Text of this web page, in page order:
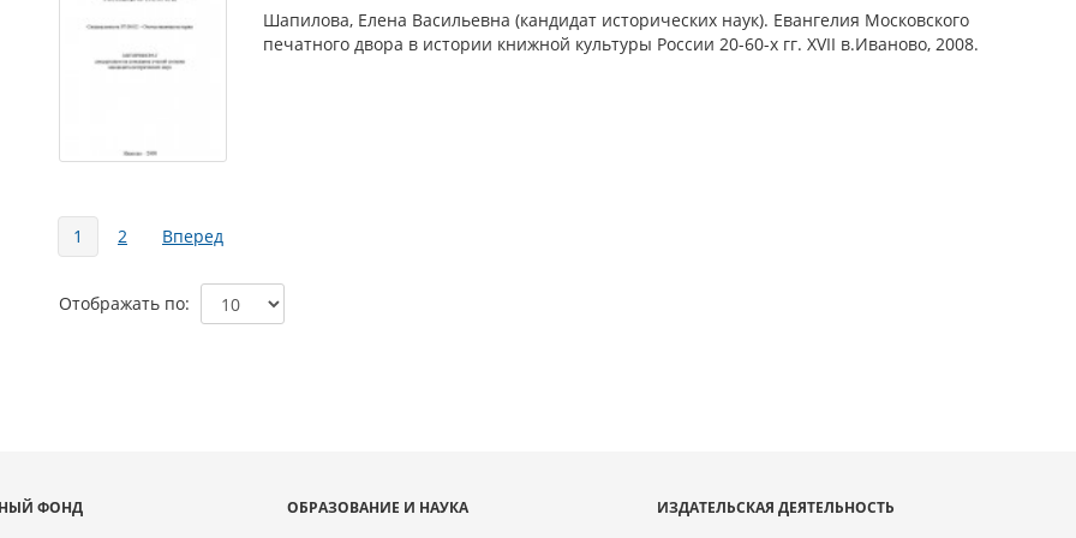
Шапилова, Елена Васильевна (кандидат исторических наук). Евангелия Московского
печатного двора в истории книжной культуры России 20-60-х гг. XVII в.Иваново, 2008.
Страницы
1 2 Вперед
Отображать по
ФОНД
ОБРАЗОВАНИЕ И НАУКА
ИЗДАТЕЛЬСКАЯ ДЕЯТЕЛЬНОСТЬ